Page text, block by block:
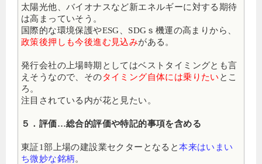
太陽光他、バイオナスなど新エネルギーに対する期待
は高まっていそう。
国際的な環境保護やESG、SDGｓ機運の高まりから、
政策後押しも今後進む見込みがある。
発行会社の上場時期としてはベストタイミングとも言
えそうなので、そのタイミング自体には乗りたい とこ
ろ。
注目されている内が花と見たい。
５．評価…総合的評価や特記的事項を含める
東証1部上場の建設業セクターとなると本来はいまい
ち微妙な銘柄。